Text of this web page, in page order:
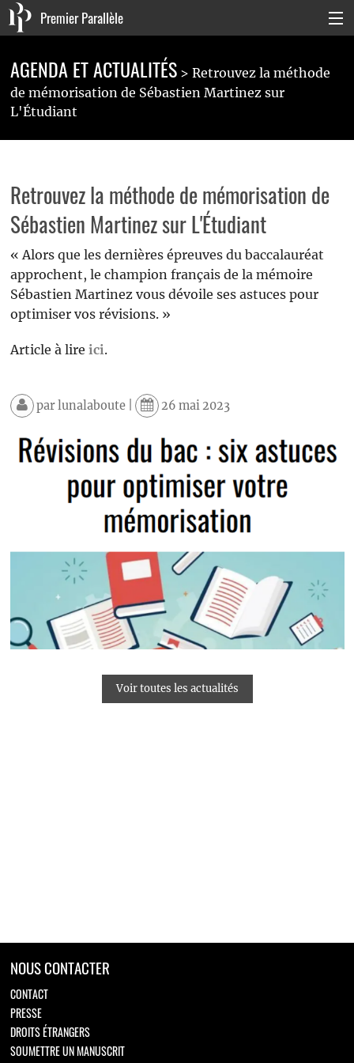
Premier Parallèle
Collection Carnets
La maison
Connexion
AGENDA ET ACTUALITÉS
Retrouvez la méthode
de mémorisation de Sébastien Martinez sur
L'Étudiant
Retrouvez la méthode de mémorisation de
Sébastien Martinez sur L'Étudiant
« Alors que les dernières épreuves du baccalauréat
approchent, le champion français de la mémoire
Sébastien Martinez vous dévoile ses astuces pour
optimiser vos révisions. »
Article à lire ici.
parlunalaboute| 26 mai 2023
Voir toutes les actualités
NOUS CONTACTER
CONTACT
PRESSE
DROITS ÉTRANGERS
SOUMETTRE UN MANUSCRIT